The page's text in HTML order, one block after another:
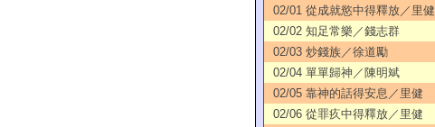
02/01 從成就慾中得釋放／里健
02/02 知足常樂／錢志群
02/03 炒錢族／徐道勵
02/04 單單歸神／陳明斌
02/05 靠神的話得安息／里健
02/06 從罪疚中得釋放／里健